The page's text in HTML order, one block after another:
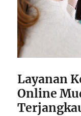
Layanan
Online